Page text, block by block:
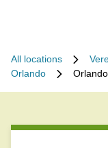
All locations
Orlando